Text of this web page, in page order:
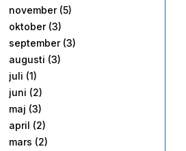
november (5)
oktober (3)
september (3)
augusti (3)
juli (1)
juni (2)
maj (3)
april (2)
mars (2)